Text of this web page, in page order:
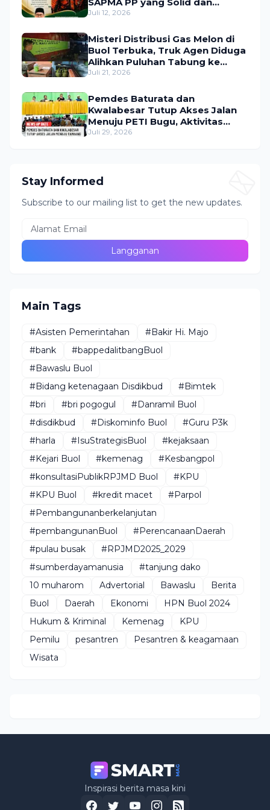
Bermanfaat bagi Masyarakat
Juli 12, 2026
Misteri Distribusi Gas Melon di
Buol Terbuka, Truk Agen Diduga
Alihkan Puluhan Tabung ke
Lokasi Tak Resmi
Juli 21, 2026
Pemdes Baturata dan
Kwalabesar Tutup Akses Jalan
Menuju PETI Bugu, Aktivitas
Tambang Diduga Masih
Juli 29, 2026
Stay Informed
Subscribe to our mailing list to get the new updates.
Main Tags
#Asisten Pemerintahan
#Bakir Hi. Majo
#bank
#bappedalitbangBuol
#Bawaslu Buol
#Bidang ketenagaan Disdikbud
#Bimtek
#bri
#bri pogogul
#Danramil Buol
#disdikbud
#Diskominfo Buol
#Guru P3k
#harla
#IsuStrategisBuol
#kejaksaan
#Kejari Buol
#kemenag
#Kesbangpol
#konsultasiPublikRPJMD Buol
#KPU
#KPU Buol
#kredit macet
#Parpol
#Pembangunanberkelanjutan
#pembangunanBuol
#PerencanaanDaerah
#pulau busak
#RPJMD2025_2029
#sumberdayamanusia
#tanjung dako
10 muharom
Advertorial Bawaslu
Berita
Buol
Daerah Ekonomi
HPN Buol 2024
Hukum & Kriminal
Kemenag
KPU
Pemilu
pesantren
Pesantren & keagamaan
Wisata
Inspirasi berita masa kini